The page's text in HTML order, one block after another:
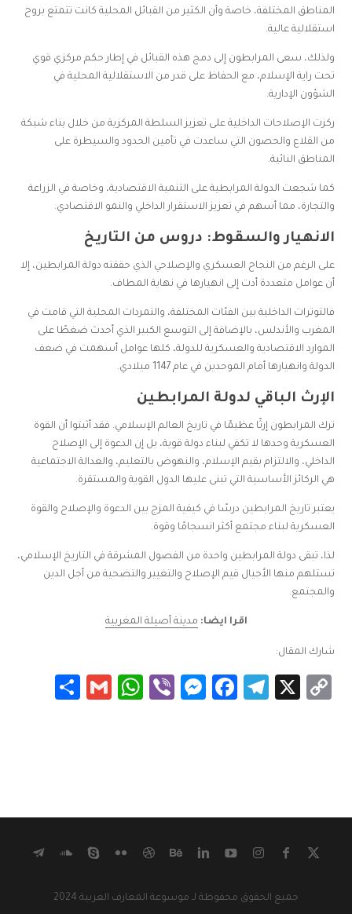
المناطق المختلفة، خاصة وأن الكثير من القبائل المحلية كانت تتمتع بروح
استقلالية عالية.
ولذلك، سعى المرابطون إلى دمج هذه القبائل في إطار حكم مركزي قوي
تحت راية الإسلام، مع الحفاظ على قدر من الاستقلالية المحلية في
الشؤون الإدارية.
ركزت الإصلاحات الداخلية على تعزيز السلطة المركزية من خلال بناء شبكة
من القلاع والحصون التي ساعدت في تأمين الحدود والسيطرة على
المناطق النائية.
كما شجعت الدولة المرابطية على التنمية الاقتصادية، وخاصة في الزراعة
والتجارة، مما أسهم في تعزيز الاستقرار الداخلي والنمو الاقتصادي.
الانهيار والسقوط: دروس من التاريخ
على الرغم من النجاح العسكري والإصلاحي الذي حققته دولة المرابطين، إلا
أن عوامل متعددة أدت إلى انهيارها في نهاية المطاف.
فالتوترات الداخلية بين الفئات المختلفة، والتمردات المحلية التي قامت في
المغرب والأندلس، بالإضافة إلى التوسع الكبير الذي أحدث ضغطًا على
الموارد الاقتصادية والعسكرية للدولة، كلها عوامل أسهمت في ضعف
الدولة وانهيارها أمام الموحدين في عام 1147 ميلادي.
الإرث الباقي لدولة المرابطين
ترك المرابطون إرثًا عظيمًا في تاريخ العالم الإسلامي. فقد أثبتوا أن القوة
العسكرية وحدها لا تكفي لبناء دولة قوية، بل إن الدعوة إلى الإصلاح
الداخلي، والالتزام بقيم الإسلام، والنهوض بالتعليم، والعدالة الاجتماعية
هي الركائز الأساسية التي تبنى عليها الدول القوية والمستقرة.
يعتبر تاريخ المرابطين درسًا في كيفية المزج بين الدعوة والإصلاح والقوة
العسكرية لبناء مجتمع أكثر انسجامًا وقوة.
لذا، تبقى دولة المرابطين واحدة من الفصول المشرقة في التاريخ الإسلامي،
تستلهم منها الأجيال قيم الإصلاح والتغيير والتضحية من أجل الدين
والمجتمع.
اقرا ايضا: مدينة أصيلة المغربية
شارك المقال:
Copy
X
Telegram
Facebook
Messenger
Viber
WhatsApp
Gmail
جميع الحقوق محفوظة لـ موسوعة المعارف العربية 2024